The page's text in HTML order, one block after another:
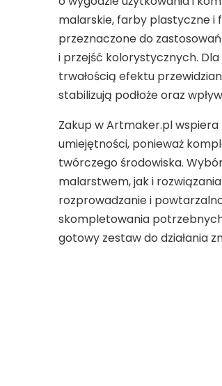
malarskie, farby plastyczne i
przeznaczone do
i przejść kolorystycznych.
trwałością efektu
stabilizują podłoże oraz
Zakup w Artmaker.pl
umiejętności, ponieważ
twórczego środowiska.
malarstwem, jak i
rozprowadzanie i
skompletowania
gotowy zestaw do działania